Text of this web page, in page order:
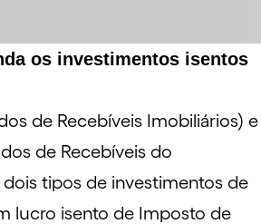
os investimentos isentos
de Recebíveis Imobiliários) e
de Recebíveis do
tipos de investimentos de
lucro isento de Imposto de